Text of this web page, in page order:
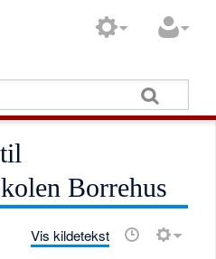
Borrehus
Vis kildetekst